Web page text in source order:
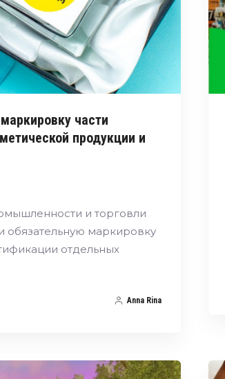
части
продукции и
и торговли
обязательную маркировку
отдельных
Anna Rina